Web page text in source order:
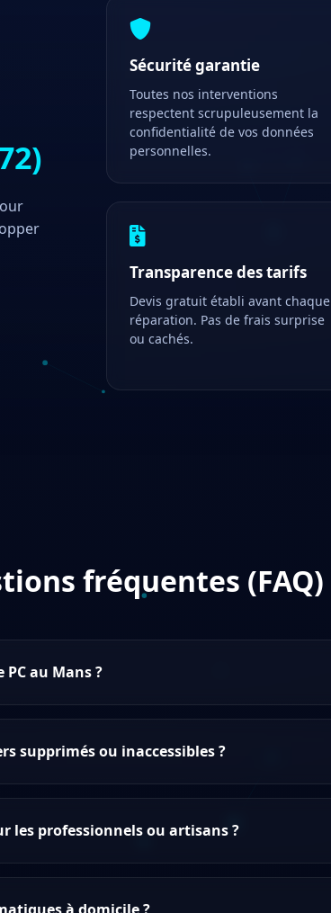
Sécurité garantie
Toutes nos interventions
respectent scrupuleusement la
confidentialité de vos données
personnelles.
Transparence des tarifs
Devis gratuit établi avant chaque
réparation. Pas de frais surprise
ou cachés.
fréquentes (FAQ)
au Mans ?
supprimés ou inaccessibles ?
les professionnels ou artisans ?